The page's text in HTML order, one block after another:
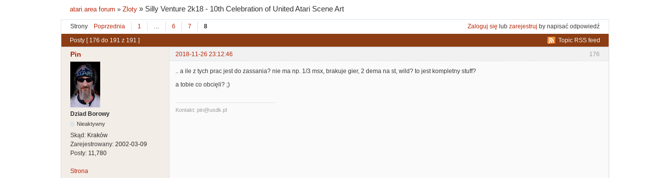
atari.area forum »Zloty » Silly Venture 2k18 - 10th Celebration of United Atari Scene Art
Strony Poprzednia 1 … 6 7 8 Zaloguj się lub zarejestruj by napisać odpowiedź
Topic RSS feed
Posty [ 176 do 191 z 191 ]
176
Pin 2018-11-26 23:12:46
Dziad Borowy
Nieaktywny
Skąd: Kraków
Zarejestrowany: 2002-03-09
Posty: 11,780
.. a ile z tych prac jest do zassania? nie ma np. 1/3 msx, brakuje gier, 2 dema na st, wild? to jest kompletny stuff?
a tobie co obcięli? ;)
Kontakt: pin@usdk.pl
Strona